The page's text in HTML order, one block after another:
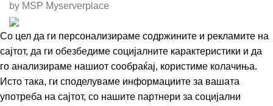
by MSP Myserverplace
Со цел да ги персонализираме содржините и рекламите на
сајтот, да ги обезбедиме социјалните карактеристики и да
го анализираме нашиот сообраќај, користиме колачиња.
Исто така, ги споделуваме информациите за вашата
употреба на сајтот, со нашите партнери за социјални